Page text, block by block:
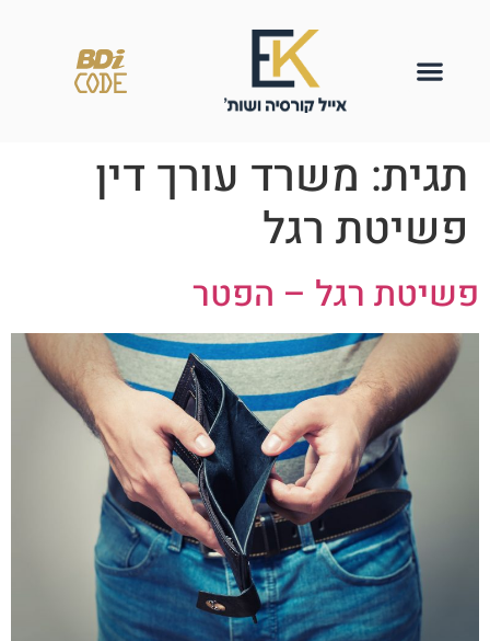
תגית: משרד עורך דין
פשיטת רגל
פשיטת רגל – הפטר